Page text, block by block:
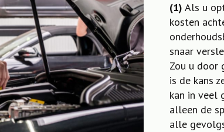
(1) Als u
kosten
snaar
Zou u door
is de kans
kan in veel
alleen de
alle